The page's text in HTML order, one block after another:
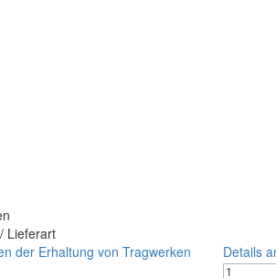
Lieferart
der Erhaltung von Tragwerken Details